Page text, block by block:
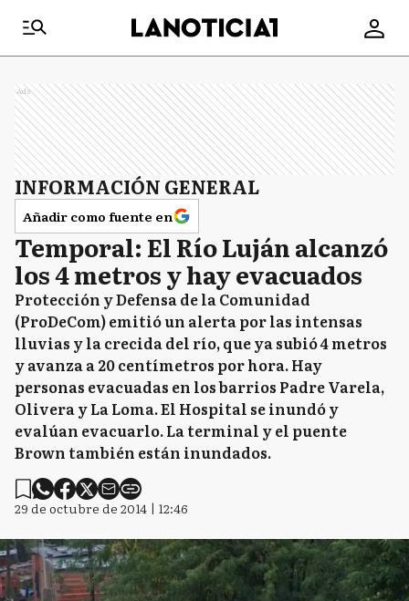
Ads
INFORMACIÓN GENERAL
Añadir como fuente en
Temporal: El Río Luján alcanzó
los 4 metros y hay evacuados
Protección y Defensa de la Comunidad
(ProDeCom) emitió un alerta por las intensas
lluvias y la crecida del río, que ya subió 4 metros
y avanza a 20 centímetros por hora. Hay
personas evacuadas en los barrios Padre Varela,
Olivera y La Loma. El Hospital se inundó y
evalúan evacuarlo. La terminal y el puente
Brown también están inundados.
29 de octubre de 2014 | 12:46